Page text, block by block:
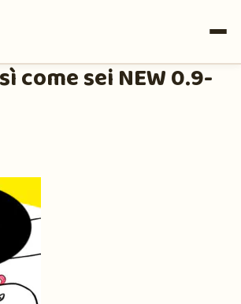
come sei NEW 0.9-